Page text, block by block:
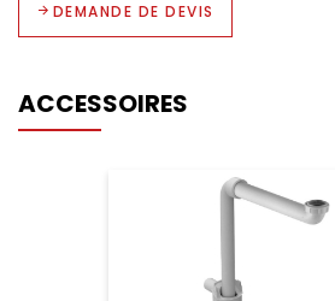
DEMANDE DE DEVIS
ACCESSOIRES